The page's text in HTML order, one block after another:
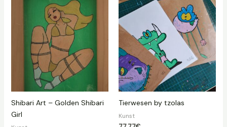
Shibari Art – Golden Shibari
Girl
Tierwesen by tzolas
Kunst